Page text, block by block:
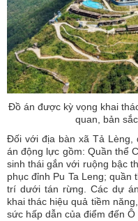
Đồ án được kỳ vọng khai
quan, bản
Đối với địa bàn xã Tả
án động lực gồm: Quần thể
sinh thái gắn với ruộng bậc
phục đỉnh Pu Ta Leng;
trí dưới tán rừng. Các dự
khai thác hiệu quả tiềm
sức hấp dẫn của điểm đến Ô